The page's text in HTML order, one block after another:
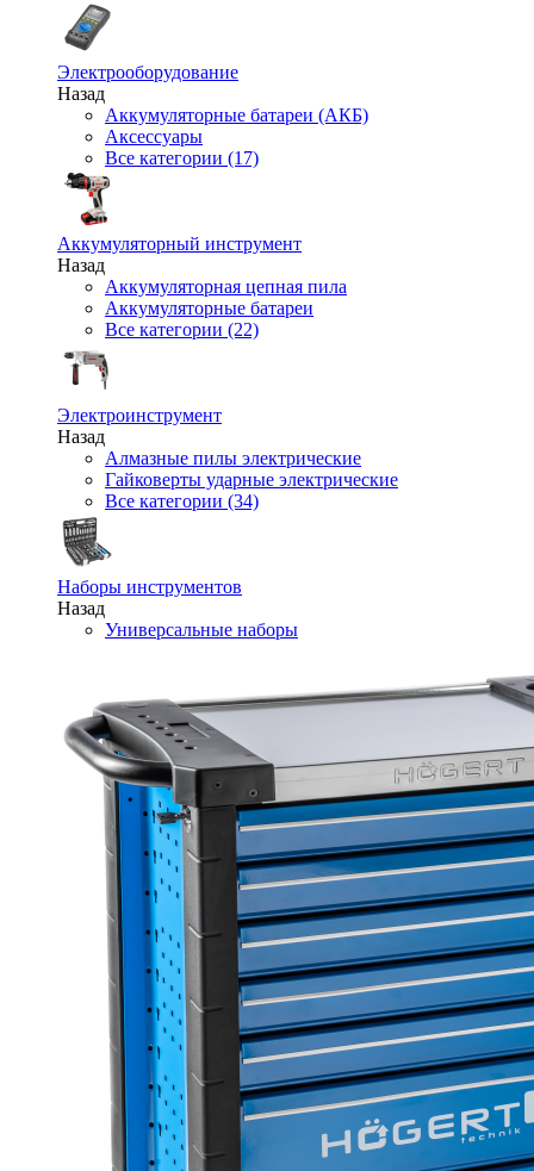
Электрооборудование
Назад
Аккумуляторные батареи (АКБ)
Аксессуары
Все категории (17)
Аккумуляторный инструмент
Назад
Аккумуляторная цепная пила
Аккумуляторные батареи
Все категории (22)
Электроинструмент
Назад
Алмазные пилы электрические
Гайковерты ударные электрические
Все категории (34)
Наборы инструментов
Назад
Универсальные наборы